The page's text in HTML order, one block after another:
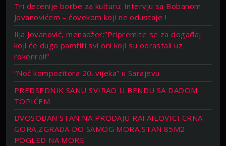
Tri decenije borbe za kulturu: Intervju sa Bobanom
Jovanovićem – čovekom koji ne odustaje !
Iija Jovanović, menadžer:”Pripremite se za događaj
koji će dugo pamtiti svi oni koji su odrastali uz
rokenrol!”
“Noć kompozitora 20. vijeka” u Sarajevu
PREDSEDNIK SANU SVIRAO U BENDU SA DADOM
TOPIĆEM
DVOSOBAN STAN NA PRODAJU RAFAILOVICI CRNA
GORA,ZGRADA DO SAMOG MORA,STAN 85M2.
POGLED NA MORE.